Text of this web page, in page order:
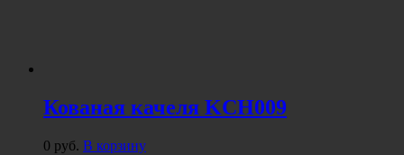
Кованая качеля KCH009
0 руб. В корзину